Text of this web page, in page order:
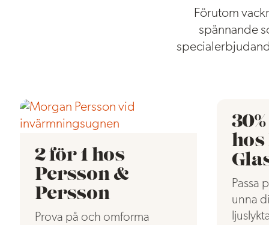
Förutom
spännande
2 för 1 hos
Persson &
Persson
Prova på och omforma
hos
Passa
unna